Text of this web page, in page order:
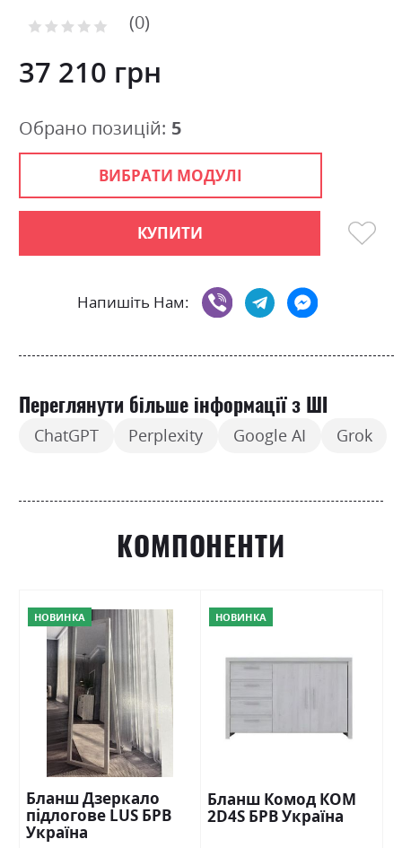
the
gallery
Рейтинг: 0
37 210 грн
ВИБРАТИ МОДУЛІ
КУПИТИ
Напишіть Нам:
Обрано позицій: 5
Переглянути більше інформації з ШІ
ChatGPT Perplexity Google AI Grok
КОМПОНЕНТИ
НОВИНКА
Бланш Дзеркало
підлогове LUS БРВ
Україна
НОВИНКА
Бланш Комод КОМ
2D4S БРВ Україна